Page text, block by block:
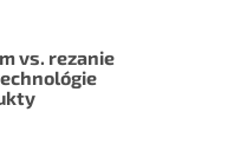
vs. rezanie